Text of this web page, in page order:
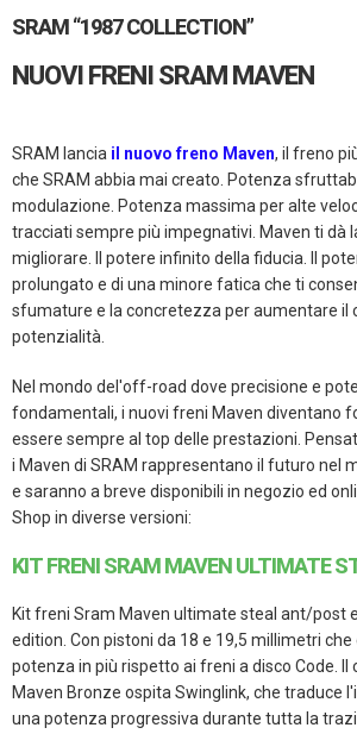
SRAM “1987 COLLECTION”
NUOVI FRENI SRAM MAVEN
SRAM lancia il nuovo freno Maven, il freno
che SRAM abbia mai creato. Potenza
modulazione. Potenza massima per alte
tracciati sempre più impegnativi. Maven ti dà
migliorare. Il potere infinito della fiducia. Il
prolungato e di una minore fatica che ti
sfumature e la concretezza per aumentare il
potenzialità.
Nel mondo del'off-road dove precisione e
fondamentali, i nuovi freni Maven diventano
essere sempre al top delle prestazioni.
i Maven di SRAM rappresentano il futuro nel
e saranno a breve disponibili in negozio ed
Shop in diverse versioni:
KIT FRENI SRAM MAVEN ULTIMATE
Kit freni Sram Maven ultimate steal ant/post
edition. Con pistoni da 18 e 19,5 millimetri che
potenza in più rispetto ai freni a disco Code. Il
Maven Bronze ospita Swinglink, che traduce
una potenza progressiva durante tutta la